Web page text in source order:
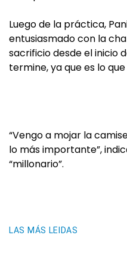
Luego de la práctica,
entusiasmado con la
sacrificio desde el inicio
termine, ya que es lo
“Vengo a mojar la
lo más importante”,
“millonario”.
LAS MÁS LEIDAS